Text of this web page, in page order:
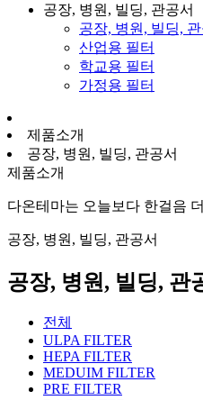
공장, 병원, 빌딩, 관공서
공장, 병원, 빌딩, 관
산업용 필터
학교용 필터
가정용 필터
제품소개
공장, 병원, 빌딩, 관공서
제품소개
다온테마는 오늘보다 한걸음
공장, 병원, 빌딩, 관공서
공장, 병원, 빌딩, 관
전체
ULPA FILTER
HEPA FILTER
MEDUIM FILTER
PRE FILTER